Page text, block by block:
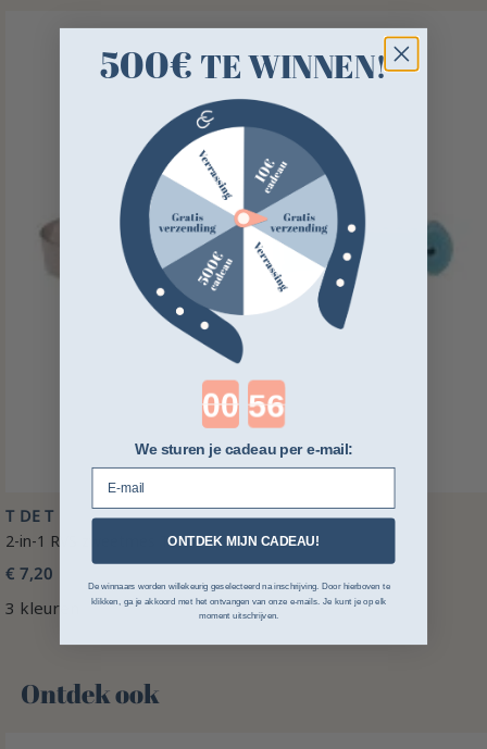
T DE T
2-in-1 RVS zweetmes T de T
€ 7,20
3 kleuren
Ontdek ook 🌻
500€ TE WINNEN!
Countdown ends in:
We sturen je cadeau per e-mail:
ONTDEK MIJN CADEAU!
De winnaars worden willekeurig geselecteerd na inschrijving. Door hierboven te
klikken, ga je akkoord met het ontvangen van onze e-mails. Je kunt je op elk
moment uitschrijven.